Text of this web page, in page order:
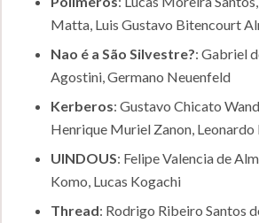
Matta, Luis Gustavo Bitencourt
Nao é a São Silvestre?: Gabriel
Agostini, Germano Neuenfeld
Kerberos: Gustavo Chicato
Henrique Muriel Zanon,
UINDOUS: Felipe Valencia de
Komo, Lucas Kogachi
Thread: Rodrigo Ribeiro Santos